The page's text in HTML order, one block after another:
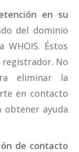
en su
del dominio
WHOIS. Éstos
registrador. No
eliminar la
en contacto
obtener ayuda
de contacto